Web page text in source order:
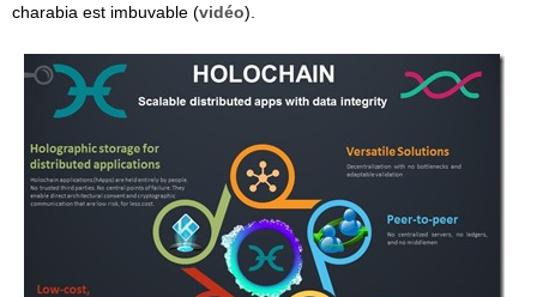
charabia est imbuvable (vidéo).